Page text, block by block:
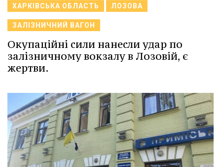
ХАРКІВСЬКА ОБЛАСТЬ ЛОЗОВА
ЗАЛІЗНИЧНИЙ ВАГОН
Окупаційні сили нанесли удар по
залізничному вокзалу в Лозовій, є
жертви.